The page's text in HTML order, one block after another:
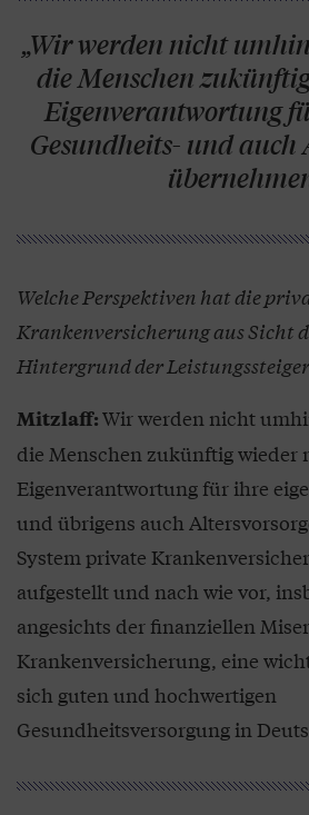
„Wir werden nicht
die Menschen
Eigenverantwortung
Gesundheits- und auch
Welche Perspektiven hat die
Krankenversicherung aus Sicht
Hintergrund der
Mitzlaff:Wir werden nicht
die Menschen zukünftig wieder
Eigenverantwortung für ihre
und übrigens auch
System private
aufgestellt und nach wie vor,
angesichts der finanziellen
Krankenversicherung, eine
sich guten und hochwertigen
Gesundheitsversorgung in